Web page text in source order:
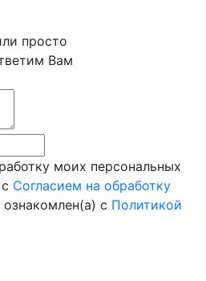
просто
Вам
моих персональных
Согласием на обработку
ознакомлен(а) с Политикой